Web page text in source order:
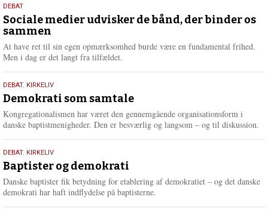
18.
maj
2026
DEBAT
Sociale medier udvisker de bånd, der binder os
sammen
At have ret til sin egen opmærksomhed burde være en fundamental frihed.
Men i dag er det langt fra tilfældet.
18.
maj
2026
DEBAT, KIRKELIV
Demokrati som samtale
Kongregationalismen har været den gennemgående organisationsform i
danske baptistmenigheder. Den er besværlig og langsom – og til diskussion.
18.
maj
2026
DEBAT, KIRKELIV
Baptister og demokrati
Danske baptister fik betydning for etablering af demokratiet – og det danske
demokrati har haft indflydelse på baptisterne.